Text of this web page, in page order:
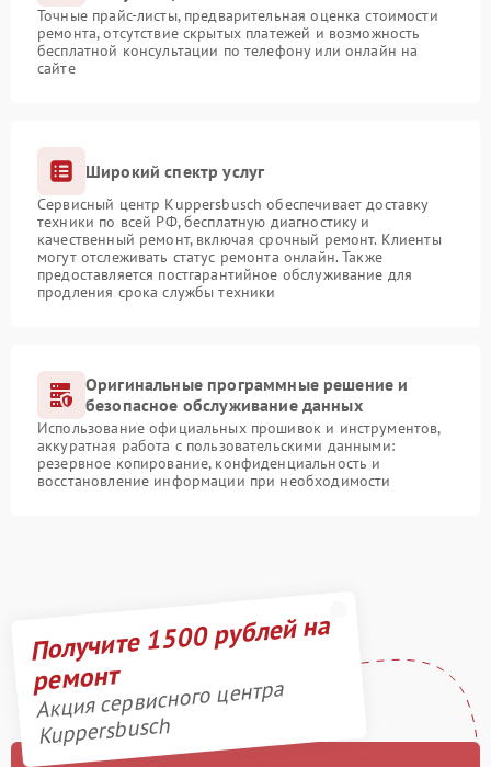
Точные прайс-листы, предварительная оценка стоимости
ремонта, отсутствие скрытых платежей и возможность
бесплатной консультации по телефону или онлайн на
сайте
Широкий спектр услуг
Сервисный центр Kuppersbusch обеспечивает доставку
техники по всей РФ, бесплатную диагностику и
качественный ремонт, включая срочный ремонт. Клиенты
могут отслеживать статус ремонта онлайн. Также
предоставляется постгарантийное обслуживание для
продления срока службы техники
Оригинальные программные решение и
безопасное обслуживание данных
Использование официальных прошивок и инструментов,
аккуратная работа с пользовательскими данными:
резервное копирование, конфиденциальность и
восстановление информации при необходимости
Получите 1500 рублей на
ремонт
Акция сервисного центра
Kuppersbusch